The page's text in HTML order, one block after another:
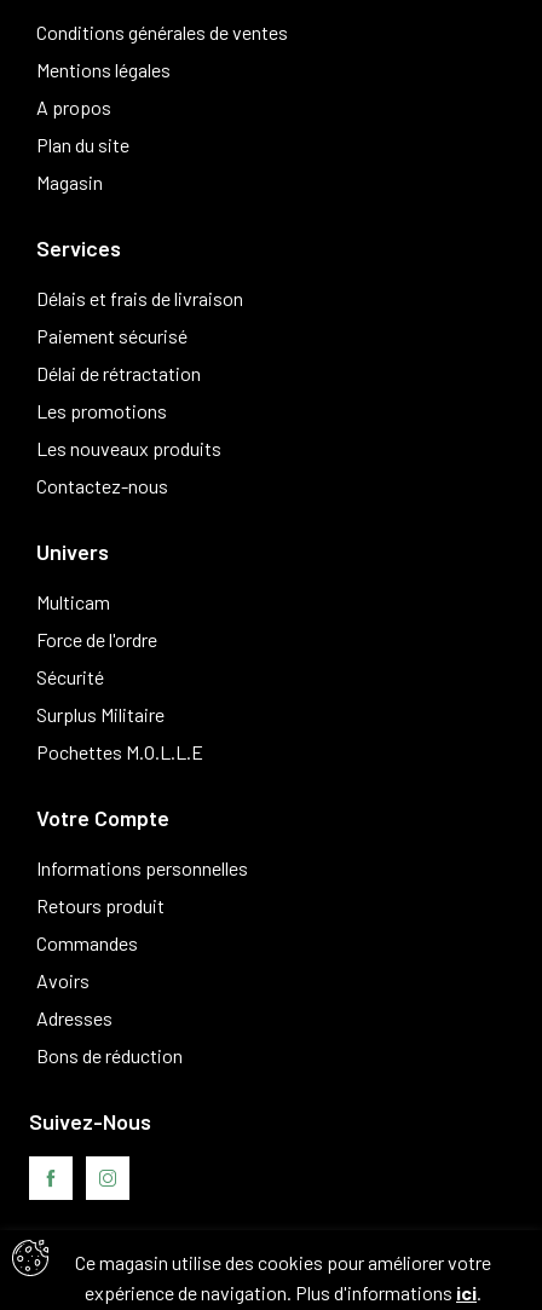
Conditions générales de ventes
Mentions légales
A propos
Plan du site
Magasin
Services
Délais et frais de livraison
Paiement sécurisé
Délai de rétractation
Les promotions
Les nouveaux produits
Contactez-nous
Univers
Multicam
Force de l'ordre
Sécurité
Surplus Militaire
Pochettes M.O.L.L.E
Votre Compte
Informations personnelles
Retours produit
Commandes
Avoirs
Adresses
Bons de réduction
Ce magasin utilise des cookies pour améliorer votre
expérience de navigation. Plus d'informations ici.
Suivez-Nous
Avis clients